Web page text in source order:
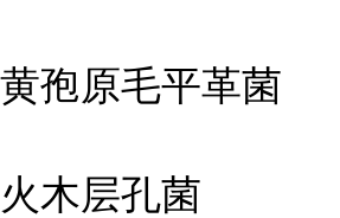
黄孢原毛平革菌
火木层孔菌